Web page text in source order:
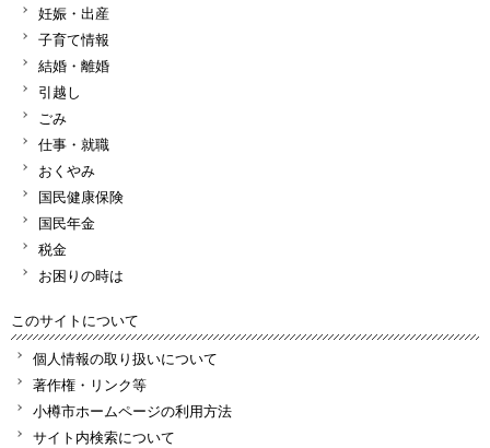
妊娠・出産
子育て情報
結婚・離婚
引越し
ごみ
仕事・就職
おくやみ
国民健康保険
国民年金
税金
お困りの時は
このサイトについて
個人情報の取り扱いについて
著作権・リンク等
小樽市ホームページの利用方法
サイト内検索について